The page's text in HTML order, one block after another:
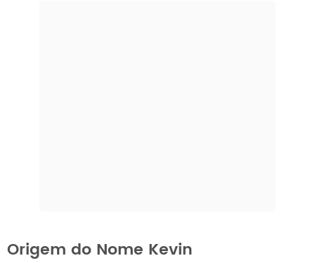
Origem do Nome Kevin